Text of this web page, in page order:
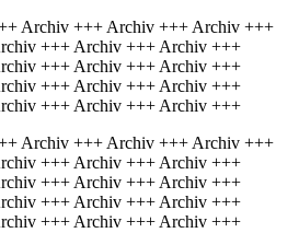
Archiv +++ Archiv +++ Archiv +++
+++ Archiv +++ Archiv +++
+++ Archiv +++ Archiv +++
+++ Archiv +++ Archiv +++
+++ Archiv +++ Archiv +++
Archiv +++ Archiv +++ Archiv +++
+++ Archiv +++ Archiv +++
+++ Archiv +++ Archiv +++
+++ Archiv +++ Archiv +++
+++ Archiv +++ Archiv +++